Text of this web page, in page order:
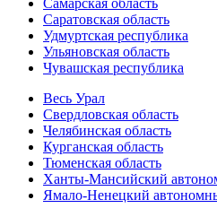
Самарская область
Саратовская область
Удмуртская республика
Ульяновская область
Чувашская республика
Весь Урал
Свердловская область
Челябинская область
Курганская область
Тюменская область
Ханты-Мансийский
Ямало-Ненецкий